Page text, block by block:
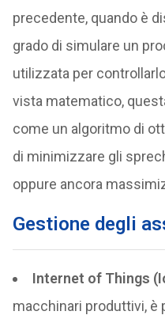
precedente, quando è
grado di simulare un
utilizzata per
vista matematico,
come un algoritmo di
di minimizzare gli
oppure ancora
Gestione degli
Internet of Things
macchinari produttivi, è